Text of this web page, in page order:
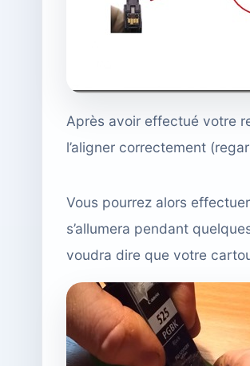
Après avoir effectué votre
l’aligner correctement
Vous pourrez alors
s’allumera pendant
voudra dire que votre